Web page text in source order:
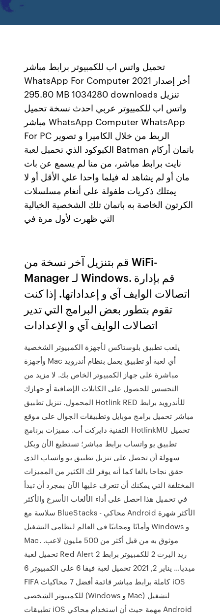
تحميل واتس اب للكمبيوتر برابط مباشر
WhatsApp For Computer أخر إصدار 2021
295.80 MB 1034280 downloads تنزيل
واتس اب للكمبيوتر عربي احدث نسخة تحميل
مباشر WhatsApp Computer WhatsApp
For PC الربط من خلال الكاميرا و تصوير
الكيوكود الذي تحميل لعبة Batman باتمان أركام
نايت برابط مباشر، من منا لم يسمع عن بات
مان أو لم يشاهد له فيلما واحدا علي الأقل أو لا
يمتلك ذكريات طفولة علي أنغام مسلسلات
الكرتون الخاصة به باتمان تلك الشخصية الخيالية
التي ظهرت لأول مرة في
قم بتنزيل آخر نسخة من WiFi-
Manager لـ Windows. قم بإدارة
اتصالات الوايف آي و إعداداتها. إذا كنت
تقوم بتطور بعض البرامج التي تدير
اتصالات الوايف آي و الإعدادات
يلعب تطبيق بلوستاكس لأجهزة الكمبيوتر الشخصية
وأجهزة Mac أي لعبة أو تطبيق يعمل بنظام أندرويد
مباشرة على جهاز الكمبيوتر الخاص بك. لا مزيد من
التحسس للحصول على الكابلات الإضافية أو جهازك
المحمول. تنزيل تطبيق Hotlink RED للأندرويد برابط
مباشر تحميل برامج موبايل وتطبيقات الجوال على موقع
التقنية دايركت أب. مميزات برنامج HotlinkMU تحميل
تطبيق يو واتساب برابط مباشر؛ تستطيع الأن وبكل
سهولة أن تحصل على تنزيل تطبيق يو واتساب الذي
حقق نجاحا بالغا كما أنه يوفر لك الكثير من المميزات
المختلفة التي يمكنك أن تتعرف عليها الآن بمجرد أن تبدأ
في تحميل هذا احصل على أداء الألعاب الأسرع والأكثر
سلاسة مع BlueStacks - محاكي Android الأكثر شهرة
وأمانًا ومجانيًا في العالم لنظامي التشغيل Windows و
Mac. موثوق به من قبل أكثر من 500 مليون لاعب.
تحميل لعبة Red Alert 2 ريد اليرت 2 للكمبيوتر برابط
ميديا… يناير 2, 2021 تحميل لعبة فيفا 6 على الكمبيوتر 6
FIFA كاملة برابط مباشر قائمة أفضل 7 محاكيات iOS
للكمبيوتر الشخصي (Windows و Mac) لتشغيل
تطبيقات iOS مهمة حيث أن استخدام محاكي Android